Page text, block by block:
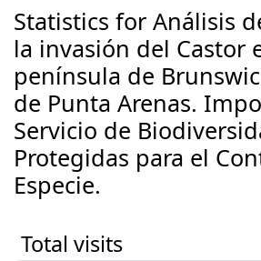
All of DSpace
Statistics for Análisis
la invasión del Castor
península de
de Punta Arenas.
Servicio de
Protegidas para el
Especie.
Total visits